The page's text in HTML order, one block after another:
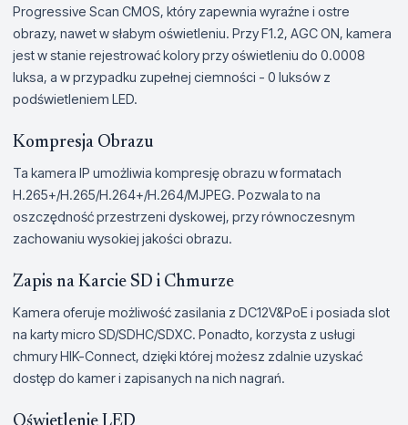
Progressive Scan CMOS, który zapewnia wyraźne i ostre
obrazy, nawet w słabym oświetleniu. Przy F1.2, AGC ON, kamera
jest w stanie rejestrować kolory przy oświetleniu do 0.0008
luksa, a w przypadku zupełnej ciemności - 0 luksów z
podświetleniem LED.
Kompresja Obrazu
Ta kamera IP umożliwia kompresję obrazu w formatach
H.265+/H.265/H.264+/H.264/MJPEG. Pozwala to na
oszczędność przestrzeni dyskowej, przy równoczesnym
zachowaniu wysokiej jakości obrazu.
Zapis na Karcie SD i Chmurze
Kamera oferuje możliwość zasilania z DC12V&PoE i posiada slot
na karty micro SD/SDHC/SDXC. Ponadto, korzysta z usługi
chmury HIK-Connect, dzięki której możesz zdalnie uzyskać
dostęp do kamer i zapisanych na nich nagrań.